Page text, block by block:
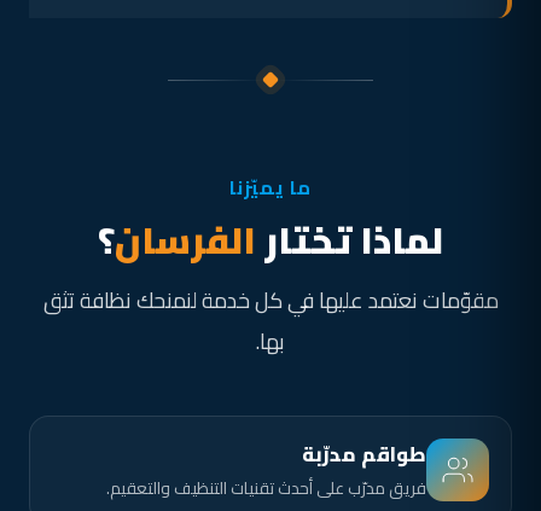
ما يميّزنا
لماذا تختارالفرسان؟
مقوّمات نعتمد عليها في كل خدمة لنمنحك نظافة تثق
بها.
طواقم مدرّبة
فريق مدرّب على أحدث تقنيات التنظيف والتعقيم.